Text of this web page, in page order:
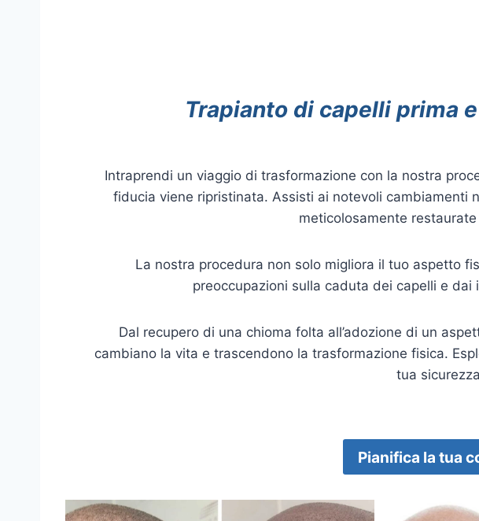
Trapianto di capelli prima
Intraprendi un viaggio di trasformazione con la nostra
fiducia viene ripristinata. Assisti ai notevoli cambiamenti
meticolosamente
La nostra procedura non solo migliora il tuo aspetto
preoccupazioni sulla caduta dei capelli e
Dal recupero di una chioma folta all’adozione di un
cambiano la vita e trascendono la trasformazione fisica.
tua
Pianifica la tua